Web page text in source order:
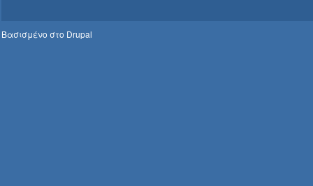
Βασισμένο στο Drupal